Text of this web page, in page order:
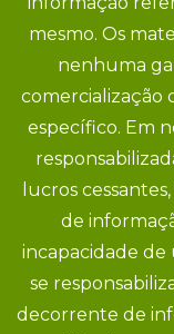
mesmo. Os
nenhuma
comercialização
específico. Em
lucros
de
incapacidade de
se
decorrente de